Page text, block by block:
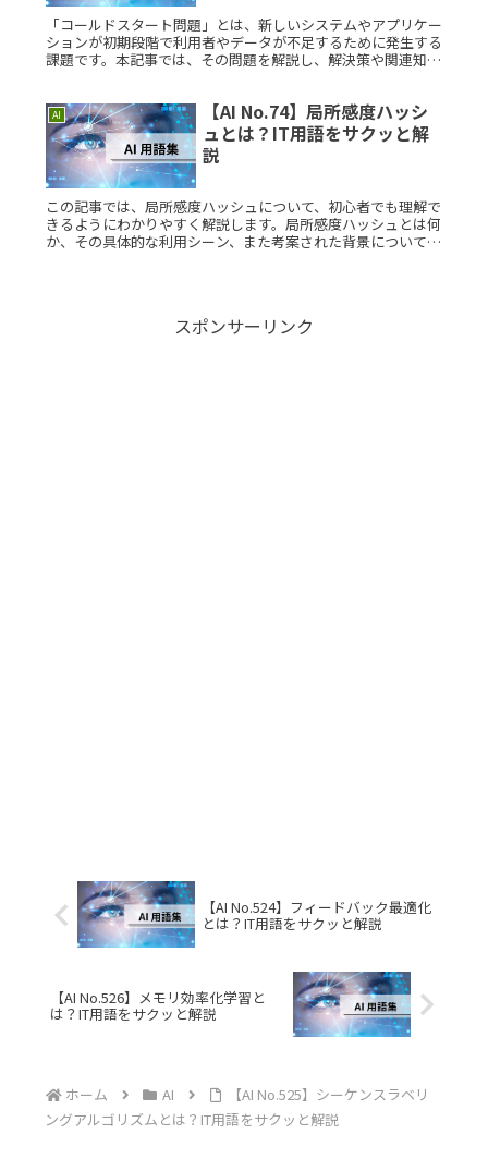
「コールドスタート問題」とは、新しいシステムやアプリケー
ションが初期段階で利用者やデータが不足するために発生する
課題です。本記事では、その問題を解説し、解決策や関連知識
AI
【AI No.74】局所感度ハッシ
ュとは？IT用語をサクッと解
説
この記事では、局所感度ハッシュについて、初心者でも理解で
きるようにわかりやすく解説します。局所感度ハッシュとは何
か、その具体的な利用シーン、また考案された背景についても
スポンサーリンク
【AI No.524】フィードバック最適化
とは？IT用語をサクッと解説
【AI No.526】メモリ効率化学習と
は？IT用語をサクッと解説
ホーム AI
【AI No.525】シーケンスラベリ
ングアルゴリズムとは？IT用語をサクッと解説